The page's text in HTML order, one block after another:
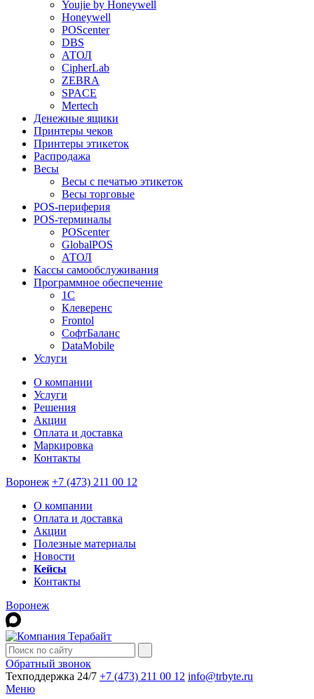
Youjie by Honeywell
Honeywell
POScenter
DBS
АТОЛ
CipherLab
ZEBRA
SPACE
Mertech
Денежные ящики
Принтеры чеков
Принтеры этикеток
Распродажа
Весы
Весы с печатью этикеток
Весы торговые
POS-периферия
POS-терминалы
POScenter
GlobalPOS
АТОЛ
Кассы самообслуживания
Программное обеспечение
1С
Клеверенс
Frontol
СофтБаланс
DataMobile
Услуги
О компании
Услуги
Решения
Акции
Оплата и доставка
Маркировка
Контакты
Воронеж +7 (473) 211 00 12
О компании
Оплата и доставка
Акции
Полезные материалы
Новости
Кейсы
Контакты
Воронеж
Обратный звонок
Техподдержка 24/7 +7 (473) 211 00 12 info@trbyte.ru
Меню